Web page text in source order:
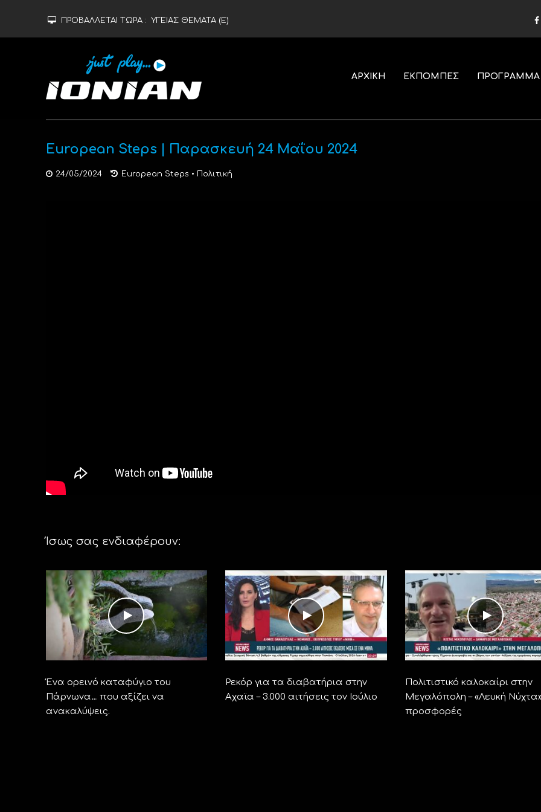
ΠΡΟΒΑΛΛΕΤΑΙ ΤΩΡΑ : ΥΓΕΙΑΣ ΘΕΜΑΤΑ (Ε)
ΑΡΧΙΚΗ ΕΚΠΟΜΠΕΣ ΠΡΟΓΡΑΜΜΑ
European Steps | Παρασκευή 24 Μαΐου 2024
24/05/2024 European Steps • Πολιτική
Ίσως σας ενδιαφέρουν:
Ένα ορεινό καταφύγιο του
Πάρνωνα… που αξίζει να
ανακαλύψεις.
Ρεκόρ για τα διαβατήρια στην
Αχαϊα – 3.000 αιτήσεις τον Ιούλιο
Πολιτιστικό καλοκαίρι στην
Μεγαλόπολη – «Λευκή
προσφορές